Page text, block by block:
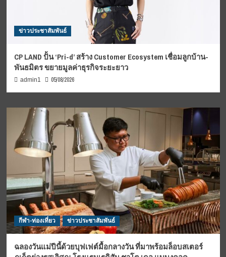
ข่าวประชาสัมพันธ์
CP LAND ปั้น ‘Pri-d’ สร้าง Customer Ecosystem เชื่อมลูกบ้าน-
พันธมิตร ขยายมูลค่าธุรกิจระยะยาว
admin1 05/08/2026
กีฬา-ท่องเที่ยว ข่าวประชาสัมพันธ์
ฉลองวันแม่ปีนี้ด้วยบุฟเฟต์มื้อกลางวัน ที่มาพร้อมล็อบสเตอร์